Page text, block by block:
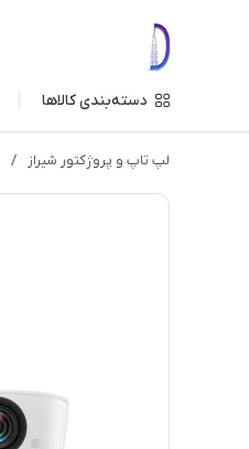
دسته‌بندی کالاها
لپ تاپ و پروژکتور شیراز /